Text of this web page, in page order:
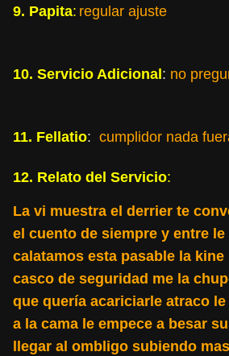
9. Papita: regular ajuste
10. Servicio Adicional : no
11. Fellatio: cumplidor nada
12. Relato del Servicio:
La vi muestra el derrier te
el cuento de siempre y entre
calatamos esta pasable la kine
casco de seguridad me la
que quería acariciarle atraco
a la cama le empece a besar
llegar al ombligo subiendo